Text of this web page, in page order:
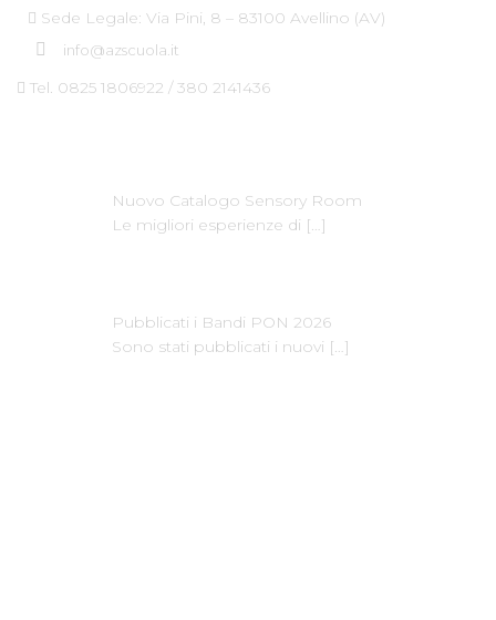
Sede Legale: Via Pini, 8 – 83100 Avellino (AV)
info@azscuola.it
Tel. 0825 1806922 / 380 2141436
Nuovo Catalogo Sensory Room
Le migliori esperienze di […]
Pubblicati i Bandi PON 2026
Sono stati pubblicati i nuovi […]